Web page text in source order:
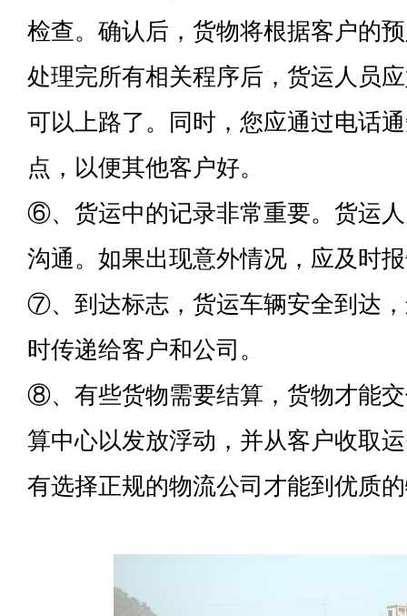
检查。确认后，货物将根据客户的
处理完所有相关程序后，货运人员
可以上路了。同时，您应通过电话
点，以便其他客户好。
⑥、货运中的记录非常重要。货运
沟通。如果出现意外情况，应及时
⑦、到达标志，货运车辆安全到达
时传递给客户和公司。
⑧、有些货物需要结算，货物才能
算中心以发放浮动，并从客户收取
有选择正规的物流公司才能到优质